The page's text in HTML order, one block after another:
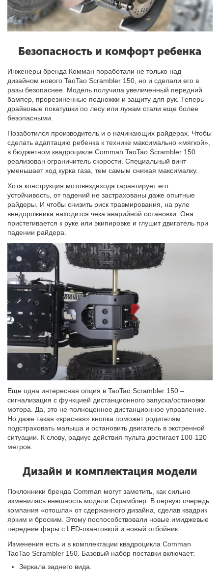
Безопасность и комфорт ребенка
Инженеры бренда Комман поработали не только над
дизайном нового TaoTao Scrambler 150, но и сделали его в
разы безопаснее. Модель получила увеличенный передний
бампер, прорезиненные подножки и защиту для рук. Теперь
драйвовые покатушки по лесу или лужам стали еще более
безопасными.
Позаботился производитель и о начинающих райдерах. Чтобы
сделать адаптацию ребенка к технике максимально «мягкой»,
в бюджетном квадроцикле Comman TaoTao Scrambler 150
реализован ограничитель скорости. Специальный винт
уменьшает ход курка газа, тем самым снижая максималку.
Хотя конструкция мотовездехода гарантирует его
устойчивость, от падений не застрахованы даже опытные
райдеры. И чтобы снизить риск травмирования, на руле
внедорожника находится чека аварийной остановки. Она
пристегивается к руке или экипировке и глушит двигатель при
падении райдера.
Еще одна интересная опция в TaoTao Scrambler 150 –
сигнализация с функцией дистанционного запуска/остановки
мотора. Да, это не полноценное дистанционное управление.
Но даже такая «красная» кнопка поможет родителям
подстраховать малыша и остановить двигатель в экстренной
ситуации. К слову, радиус действия пульта достигает 100-120
метров.
Дизайн и комплектация модели
Поклонники бренда Comman могут заметить, как сильно
изменилась внешность модели Скрамблер. В первую очередь
компания «отошла» от сдержанного дизайна, сделав квадрик
ярким и броским. Этому поспособствовали новые имиджевые
передние фары с LED-окантовкой и новый отбойник.
Изменения есть и в комплектации квадроцикла Comman
TaoTao Scrambler 150. Базовый набор поставки включает:
Зеркала заднего вида.